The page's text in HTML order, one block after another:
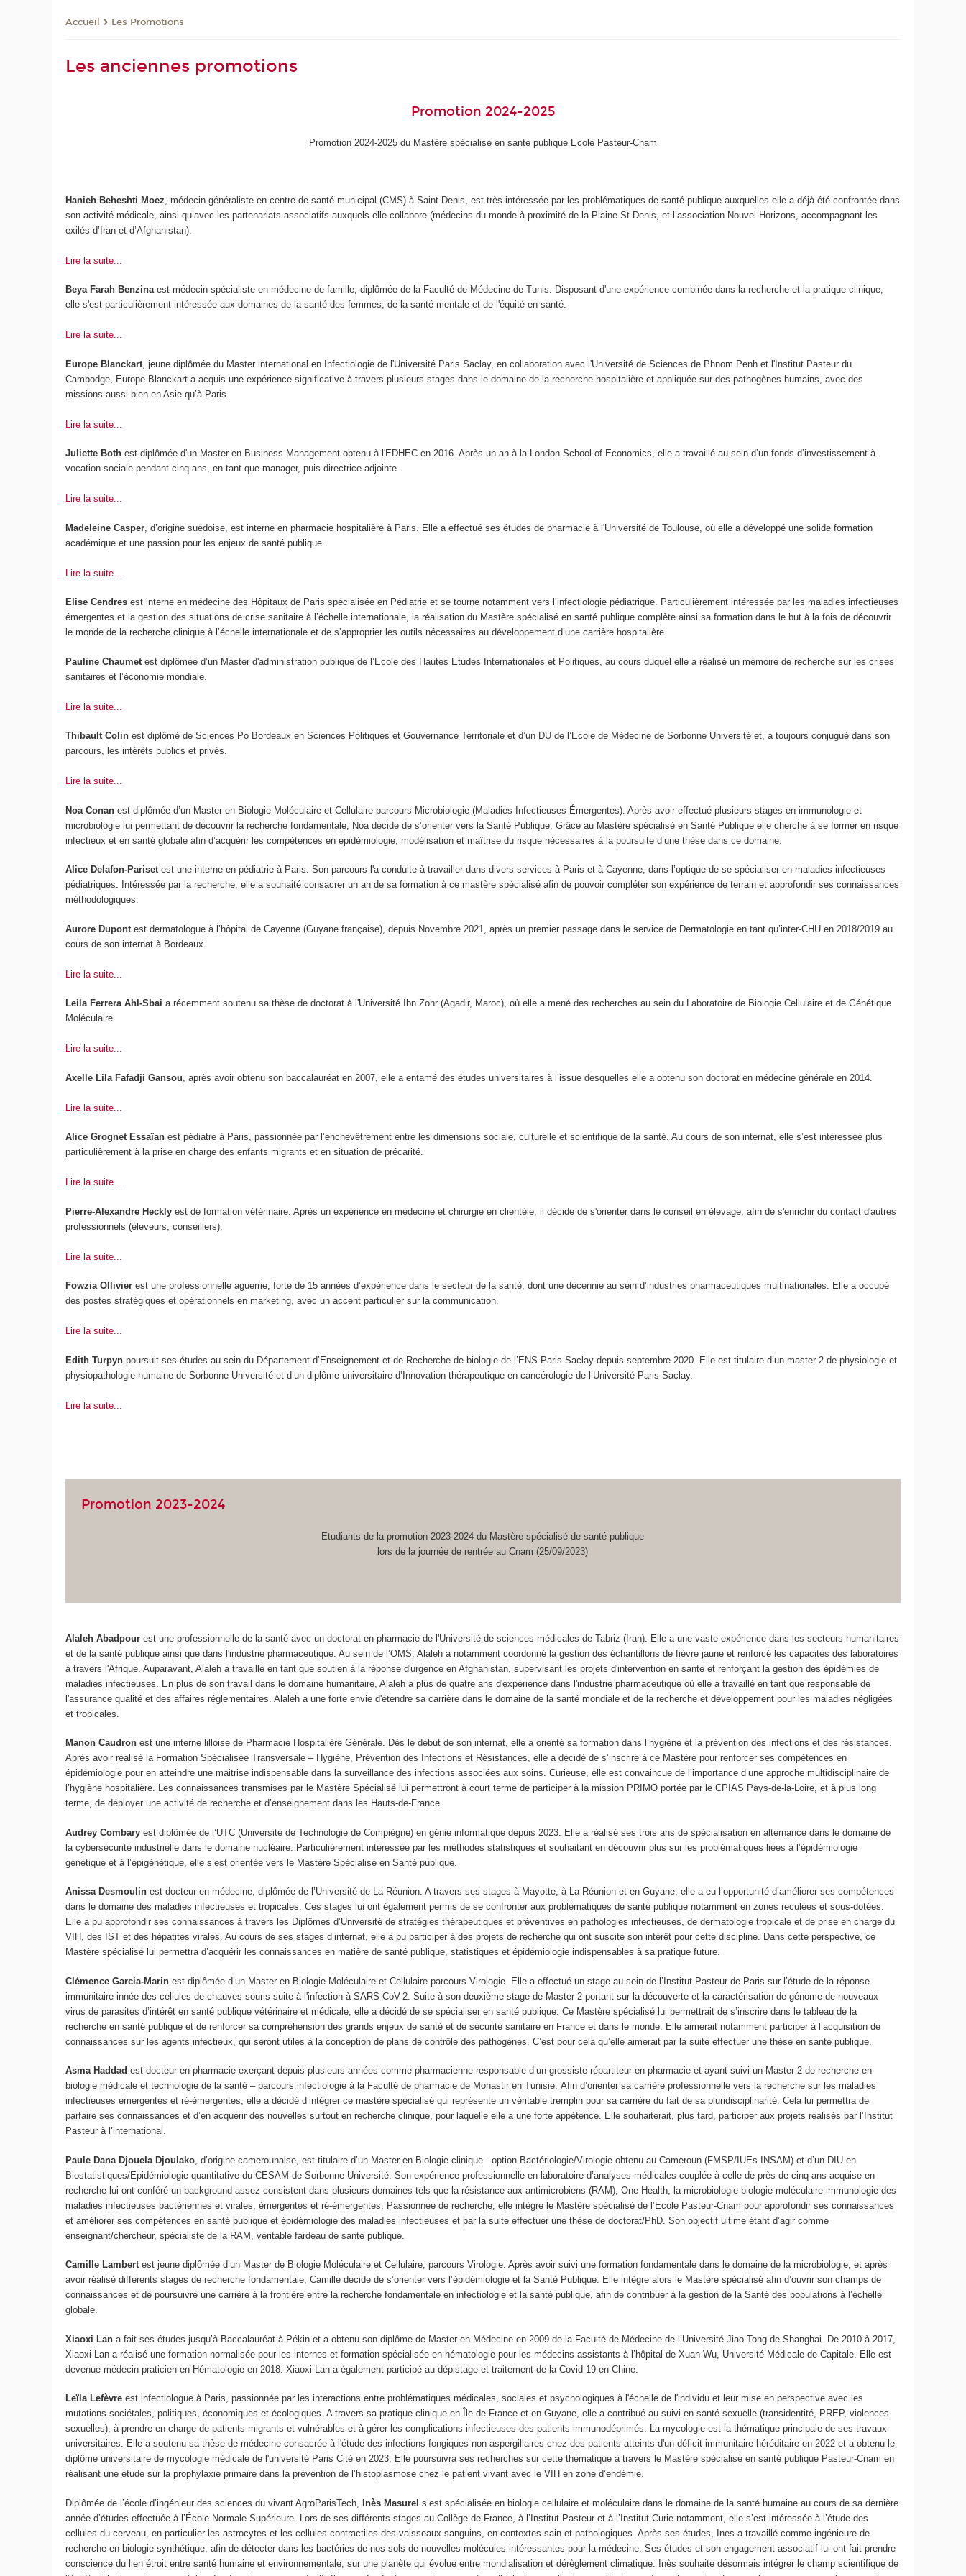
Accueil Les Promotions
Les anciennes promotions
Promotion 2024-2025
Promotion 2024-2025 du Mastère spécialisé en santé publique Ecole Pasteur-Cnam
Hanieh Beheshti Moez , médecin généraliste en centre de santé municipal (CMS) à Saint Denis, est très intéressée par les problématiques de santé publique auxquelles elle a déjà été confrontée dans
son activité médicale, ainsi qu’avec les partenariats associatifs auxquels elle collabore (médecins du monde à proximité de la Plaine St Denis, et l’association Nouvel Horizons, accompagnant les
exilés d’Iran et d’Afghanistan).
Lire la suite...
Beya Farah Benzinaest médecin spécialiste en médecine de famille, diplômée de la Faculté de Médecine de Tunis. Disposant d'une expérience combinée dans la recherche et la pratique clinique,
elle s'est particulièrement intéressée aux domaines de la santé des femmes, de la santé mentale et de l'équité en santé.
Lire la suite...
Europe Blanckart , jeune diplômée du Master international en Infectiologie de l'Université Paris Saclay, en collaboration avec l'Université de Sciences de Phnom Penh et l'Institut Pasteur du
Cambodge, Europe Blanckart a acquis une expérience significative à travers plusieurs stages dans le domaine de la recherche hospitalière et appliquée sur des pathogènes humains, avec des
missions aussi bien en Asie qu’à Paris.
Lire la suite...
Juliette Both est diplômée d'un Master en Business Management obtenu à l'EDHEC en 2016. Après un an à la London School of Economics, elle a travaillé au sein d’un fonds d’investissement à
vocation sociale pendant cinq ans, en tant que manager, puis directrice-adjointe.
Lire la suite...
Madeleine Casper , d’origine suédoise, est interne en pharmacie hospitalière à Paris. Elle a effectué ses études de pharmacie à l'Université de Toulouse, où elle a développé une solide formation
académique et une passion pour les enjeux de santé publique.
Lire la suite...
Elise Cendres est interne en médecine des Hôpitaux de Paris spécialisée en Pédiatrie et se tourne notamment vers l’infectiologie pédiatrique. Particulièrement intéressée par les maladies infectieuses
émergentes et la gestion des situations de crise sanitaire à l’échelle internationale, la réalisation du Mastère spécialisé en santé publique complète ainsi sa formation dans le but à la fois de découvrir
le monde de la recherche clinique à l’échelle internationale et de s’approprier les outils nécessaires au développement d’une carrière hospitalière.
Pauline Chaumet est diplômée d’un Master d'administration publique de l’Ecole des Hautes Etudes Internationales et Politiques, au cours duquel elle a réalisé un mémoire de recherche sur les crises
sanitaires et l’économie mondiale.
Lire la suite...
Thibault Colinest diplômé de Sciences Po Bordeaux en Sciences Politiques et Gouvernance Territoriale et d’un DU de l’Ecole de Médecine de Sorbonne Université et, a toujours conjugué dans son
parcours, les intérêts publics et privés.
Lire la suite...
Noa Conan est diplômée d’un Master en Biologie Moléculaire et Cellulaire parcours Microbiologie (Maladies Infectieuses Émergentes). Après avoir effectué plusieurs stages en immunologie et
microbiologie lui permettant de découvrir la recherche fondamentale, Noa décide de s’orienter vers la Santé Publique. Grâce au Mastère spécialisé en Santé Publique elle cherche à se former en risque
infectieux et en santé globale afin d’acquérir les compétences en épidémiologie, modélisation et maîtrise du risque nécessaires à la poursuite d’une thèse dans ce domaine.
Alice Delafon-Parisetest une interne en pédiatrie à Paris. Son parcours l'a conduite à travailler dans divers services à Paris et à Cayenne, dans l’optique de se spécialiser en maladies infectieuses
pédiatriques. Intéressée par la recherche, elle a souhaité consacrer un an de sa formation à ce mastère spécialisé afin de pouvoir compléter son expérience de terrain et approfondir ses connaissances
méthodologiques.
Aurore Dupontest dermatologue à l’hôpital de Cayenne (Guyane française), depuis Novembre 2021, après un premier passage dans le service de Dermatologie en tant qu’inter-CHU en 2018/2019 au
cours de son internat à Bordeaux.
Lire la suite...
Leila Ferrera Ahl-Sbaia récemment soutenu sa thèse de doctorat à l'Université Ibn Zohr (Agadir, Maroc), où elle a mené des recherches au sein du Laboratoire de Biologie Cellulaire et de Génétique
Moléculaire.
Lire la suite...
Axelle Lila Fafadji Gansou , après avoir obtenu son baccalauréat en 2007, elle a entamé des études universitaires à l’issue desquelles elle a obtenu son doctorat en médecine générale en 2014.
Lire la suite...
Alice Grognet Essaïan est pédiatre à Paris, passionnée par l’enchevêtrement entre les dimensions sociale, culturelle et scientifique de la santé. Au cours de son internat, elle s’est intéressée plus
particulièrement à la prise en charge des enfants migrants et en situation de précarité.
Lire la suite...
Pierre-Alexandre Heckly est de formation vétérinaire. Après un expérience en médecine et chirurgie en clientèle, il décide de s'orienter dans le conseil en élevage, afin de s'enrichir du contact d'autres
professionnels (éleveurs, conseillers).
Lire la suite...
Fowzia Ollivier est une professionnelle aguerrie, forte de 15 années d’expérience dans le secteur de la santé, dont une décennie au sein d’industries pharmaceutiques multinationales. Elle a occupé
des postes stratégiques et opérationnels en marketing, avec un accent particulier sur la communication.
Lire la suite...
Edith Turpyn poursuit ses études au sein du Département d’Enseignement et de Recherche de biologie de l’ENS Paris-Saclay depuis septembre 2020. Elle est titulaire d’un master 2 de physiologie et
physiopathologie humaine de Sorbonne Université et d’un diplôme universitaire d’Innovation thérapeutique en cancérologie de l’Université Paris-Saclay.
Lire la suite...
Promotion 2023-2024
Etudiants de la promotion 2023-2024 du Mastère spécialisé de santé publique
lors de la journée de rentrée au Cnam (25/09/2023)
Alaleh Abadpour est une professionnelle de la santé avec un doctorat en pharmacie de l'Université de sciences médicales de Tabriz (Iran). Elle a une vaste expérience dans les secteurs humanitaires
et de la santé publique ainsi que dans l'industrie pharmaceutique. Au sein de l’OMS, Alaleh a notamment coordonné la gestion des échantillons de fièvre jaune et renforcé les capacités des laboratoires
à travers l'Afrique. Auparavant, Alaleh a travaillé en tant que soutien à la réponse d'urgence en Afghanistan, supervisant les projets d'intervention en santé et renforçant la gestion des épidémies de
maladies infectieuses. En plus de son travail dans le domaine humanitaire, Alaleh a plus de quatre ans d'expérience dans l'industrie pharmaceutique où elle a travaillé en tant que responsable de
l'assurance qualité et des affaires réglementaires. Alaleh a une forte envie d'étendre sa carrière dans le domaine de la santé mondiale et de la recherche et développement pour les maladies négligées
et tropicales.
Manon Caudronest une interne lilloise de Pharmacie Hospitalière Générale. Dès le début de son internat, elle a orienté sa formation dans l’hygiène et la prévention des infections et des résistances.
Après avoir réalisé la Formation Spécialisée Transversale – Hygiène, Prévention des Infections et Résistances, elle a décidé de s’inscrire à ce Mastère pour renforcer ses compétences en
épidémiologie pour en atteindre une maitrise indispensable dans la surveillance des infections associées aux soins. Curieuse, elle est convaincue de l’importance d’une approche multidisciplinaire de
l’hygiène hospitalière. Les connaissances transmises par le Mastère Spécialisé lui permettront à court terme de participer à la mission PRIMO portée par le CPIAS Pays-de-la-Loire, et à plus long
terme, de déployer une activité de recherche et d’enseignement dans les Hauts-de-France.
Audrey Combary est diplômée de l’UTC (Université de Technologie de Compiègne) en génie informatique depuis 2023. Elle a réalisé ses trois ans de spécialisation en alternance dans le domaine de
la cybersécurité industrielle dans le domaine nucléaire. Particulièrement intéressée par les méthodes statistiques et souhaitant en découvrir plus sur les problématiques liées à l’épidémiologie
génétique et à l’épigénétique, elle s’est orientée vers le Mastère Spécialisé en Santé publique.
Anissa Desmoulinest docteur en médecine, diplômée de l’Université de La Réunion. A travers ses stages à Mayotte, à La Réunion et en Guyane, elle a eu l’opportunité d’améliorer ses compétences
dans le domaine des maladies infectieuses et tropicales. Ces stages lui ont également permis de se confronter aux problématiques de santé publique notamment en zones reculées et sous-dotées.
Elle a pu approfondir ses connaissances à travers les Diplômes d’Université de stratégies thérapeutiques et préventives en pathologies infectieuses, de dermatologie tropicale et de prise en charge du
VIH, des IST et des hépatites virales. Au cours de ses stages d’internat, elle a pu participer à des projets de recherche qui ont suscité son intérêt pour cette discipline. Dans cette perspective, ce
Mastère spécialisé lui permettra d’acquérir les connaissances en matière de santé publique, statistiques et épidémiologie indispensables à sa pratique future.
Clémence Garcia-Marin est diplômée d’un Master en Biologie Moléculaire et Cellulaire parcours Virologie. Elle a effectué un stage au sein de l’Institut Pasteur de Paris sur l’étude de la réponse
immunitaire innée des cellules de chauves-souris suite à l'infection à SARS-CoV-2. Suite à son deuxième stage de Master 2 portant sur la découverte et la caractérisation de génome de nouveaux
virus de parasites d’intérêt en santé publique vétérinaire et médicale, elle a décidé de se spécialiser en santé publique. Ce Mastère spécialisé lui permettrait de s’inscrire dans le tableau de la
recherche en santé publique et de renforcer sa compréhension des grands enjeux de santé et de sécurité sanitaire en France et dans le monde. Elle aimerait notamment participer à l’acquisition de
connaissances sur les agents infectieux, qui seront utiles à la conception de plans de contrôle des pathogènes. C’est pour cela qu’elle aimerait par la suite effectuer une thèse en santé publique.
Asma Haddadest docteur en pharmacie exerçant depuis plusieurs années comme pharmacienne responsable d’un grossiste répartiteur en pharmacie et ayant suivi un Master 2 de recherche en
biologie médicale et technologie de la santé – parcours infectiologie à la Faculté de pharmacie de Monastir en Tunisie. Afin d’orienter sa carrière professionnelle vers la recherche sur les maladies
infectieuses émergentes et ré-émergentes, elle a décidé d’intégrer ce mastère spécialisé qui représente un véritable tremplin pour sa carrière du fait de sa pluridisciplinarité. Cela lui permettra de
parfaire ses connaissances et d’en acquérir des nouvelles surtout en recherche clinique, pour laquelle elle a une forte appétence. Elle souhaiterait, plus tard, participer aux projets réalisés par l’Institut
Pasteur à l’international.
Paule Dana Djouela Djoulako , d’origine camerounaise, est titulaire d’un Master en Biologie clinique - option Bactériologie/Virologie obtenu au Cameroun (FMSP/IUEs-INSAM) et d’un DIU en
Biostatistiques/Epidémiologie quantitative du CESAM de Sorbonne Université. Son expérience professionnelle en laboratoire d’analyses médicales couplée à celle de près de cinq ans acquise en
recherche lui ont conféré un background assez consistent dans plusieurs domaines tels que la résistance aux antimicrobiens (RAM), One Health, la microbiologie-biologie moléculaire-immunologie des
maladies infectieuses bactériennes et virales, émergentes et ré-émergentes. Passionnée de recherche, elle intègre le Mastère spécialisé de l’Ecole Pasteur-Cnam pour approfondir ses connaissances
et améliorer ses compétences en santé publique et épidémiologie des maladies infectieuses et par la suite effectuer une thèse de doctorat/PhD. Son objectif ultime étant d’agir comme
enseignant/chercheur, spécialiste de la RAM, véritable fardeau de santé publique.
Camille Lambertest jeune diplômée d’un Master de Biologie Moléculaire et Cellulaire, parcours Virologie. Après avoir suivi une formation fondamentale dans le domaine de la microbiologie, et après
avoir réalisé différents stages de recherche fondamentale, Camille décide de s’orienter vers l’épidémiologie et la Santé Publique. Elle intègre alors le Mastère spécialisé afin d’ouvrir son champs de
connaissances et de poursuivre une carrière à la frontière entre la recherche fondamentale en infectiologie et la santé publique, afin de contribuer à la gestion de la Santé des populations à l’échelle
globale.
Xiaoxi Lan a fait ses études jusqu’à Baccalauréat à Pékin et a obtenu son diplôme de Master en Médecine en 2009 de la Faculté de Médecine de l’Université Jiao Tong de Shanghai. De 2010 à 2017,
Xiaoxi Lan a réalisé une formation normalisée pour les internes et formation spécialisée en hématologie pour les médecins assistants à l’hôpital de Xuan Wu, Université Médicale de Capitale. Elle est
devenue médecin praticien en Hématologie en 2018. Xiaoxi Lan a également participé au dépistage et traitement de la Covid-19 en Chine.
Leïla Lefèvre est infectiologue à Paris, passionnée par les interactions entre problématiques médicales, sociales et psychologiques à l'échelle de l'individu et leur mise en perspective avec les
mutations sociétales, politiques, économiques et écologiques. A travers sa pratique clinique en Île-de-France et en Guyane, elle a contribué au suivi en santé sexuelle (transidentité, PREP, violences
sexuelles), à prendre en charge de patients migrants et vulnérables et à gérer les complications infectieuses des patients immunodéprimés. La mycologie est la thématique principale de ses travaux
universitaires. Elle a soutenu sa thèse de médecine consacrée à l'étude des infections fongiques non-aspergillaires chez des patients atteints d'un déficit immunitaire héréditaire en 2022 et a obtenu le
diplôme universitaire de mycologie médicale de l'université Paris Cité en 2023. Elle poursuivra ses recherches sur cette thématique à travers le Mastère spécialisé en santé publique Pasteur-Cnam en
réalisant une étude sur la prophylaxie primaire dans la prévention de l’histoplasmose chez le patient vivant avec le VIH en zone d’endémie.
Diplômée de l’école d’ingénieur des sciences du vivant AgroParisTech, Inès Masurel s’est spécialisée en biologie cellulaire et moléculaire dans le domaine de la santé humaine au cours de sa dernière
année d’études effectuée à l’École Normale Supérieure. Lors de ses différents stages au Collège de France, à l’Institut Pasteur et à l’Institut Curie notamment, elle s’est intéressée à l’étude des
cellules du cerveau, en particulier les astrocytes et les cellules contractiles des vaisseaux sanguins, en contextes sain et pathologiques. Après ses études, Ines a travaillé comme ingénieure de
recherche en biologie synthétique, afin de détecter dans les bactéries de nos sols de nouvelles molécules intéressantes pour la médecine. Ses études et son engagement associatif lui ont fait prendre
conscience du lien étroit entre santé humaine et environnementale, sur une planète qui évolue entre mondialisation et dérèglement climatique. Inès souhaite désormais intégrer le champ scientifique de